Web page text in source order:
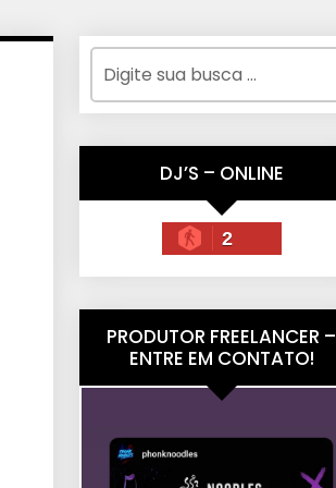
DJ’S – ONLINE
2
PRODUTOR FREELANCER –
ENTRE EM CONTATO!